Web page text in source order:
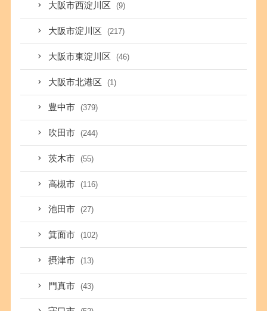
大阪市西淀川区 (9)
大阪市淀川区 (217)
大阪市東淀川区 (46)
大阪市北港区 (1)
豊中市 (379)
吹田市 (244)
茨木市 (55)
高槻市 (116)
池田市 (27)
箕面市 (102)
摂津市 (13)
門真市 (43)